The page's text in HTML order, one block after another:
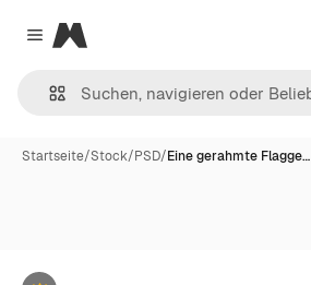
Close menu
Magnific
Startseite/Stock/PSD/Eine gerahmte Flagge…